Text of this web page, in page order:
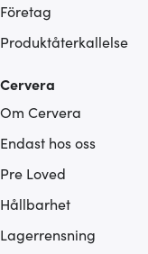
Företag
Produktåterkallelse
Cervera
Om Cervera
Endast hos oss
Pre Loved
Hållbarhet
Lagerrensning